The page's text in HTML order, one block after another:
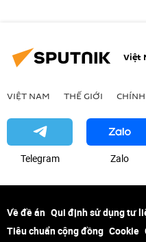
Việt
VIỆT NAM THẾ GIỚI
Telegram Zalo
Về đề án Qui định sử dụng tư
Tiêu chuẩn cộng đồng Cookie